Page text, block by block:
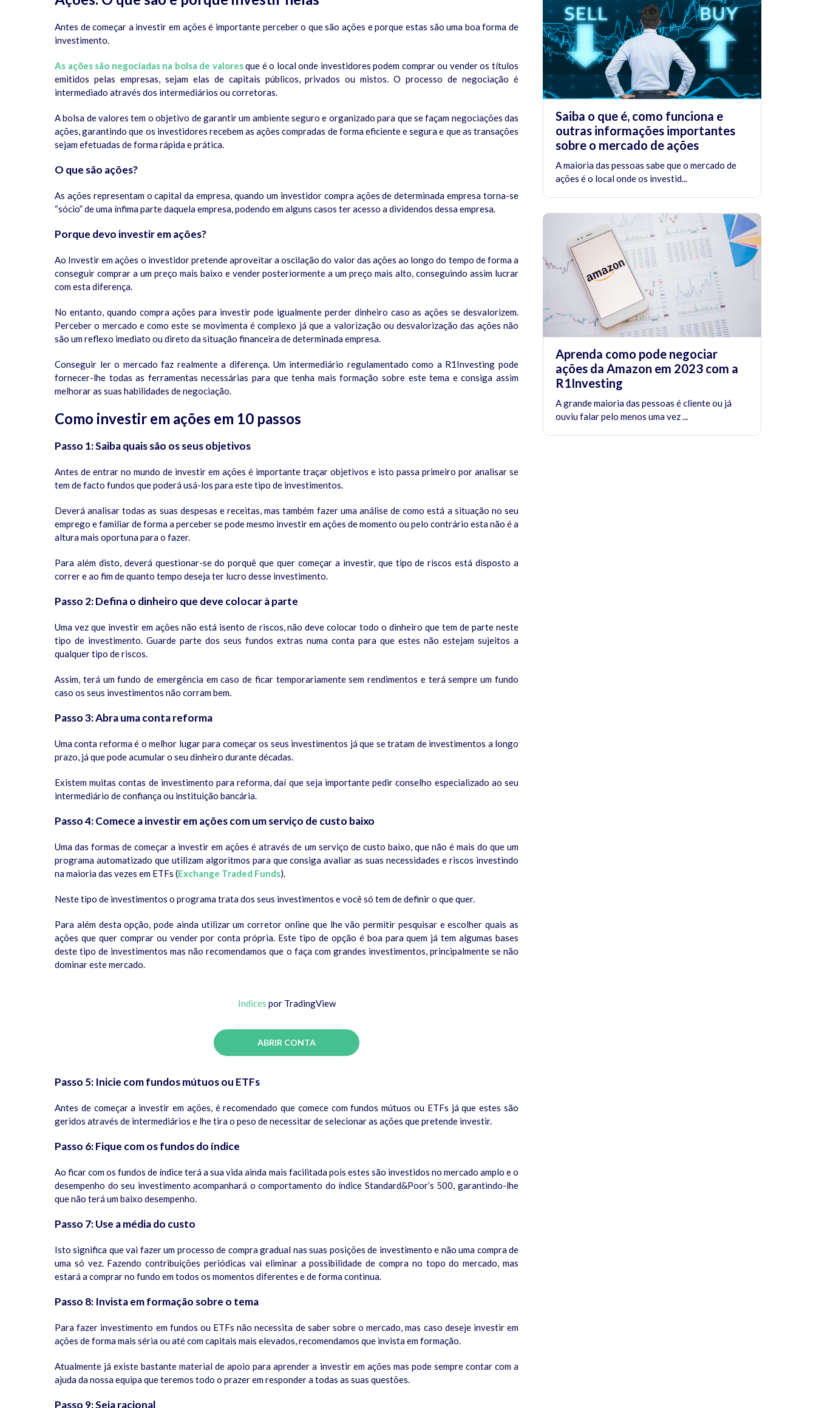
Antes de começar a investir em ações é importante perceber o que são ações e porque estas são uma boa forma de
investimento.
As ações são negociadas na bolsa de valoresque é o local onde investidores podem comprar ou vender os títulos
emitidos pelas empresas, sejam elas de capitais públicos, privados ou mistos. O processo de negociação é
intermediado através dos intermediários ou corretoras.
A bolsa de valores tem o objetivo de garantir um ambiente seguro e organizado para que se façam negociações das
ações, garantindo que os investidores recebem as ações compradas de forma eficiente e segura e que as transações
sejam efetuadas de forma rápida e prática.
O que são ações?
As ações representam o capital da empresa, quando um investidor compra ações de determinada empresa torna-se
“sócio” de uma ínfima parte daquela empresa, podendo em alguns casos ter acesso a dividendos dessa empresa.
Porque devo investir em ações?
Ao Investir em ações o investidor pretende aproveitar a oscilação do valor das ações ao longo do tempo de forma a
conseguir comprar a um preço mais baixo e vender posteriormente a um preço mais alto, conseguindo assim lucrar
com esta diferença.
No entanto, quando compra ações para investir pode igualmente perder dinheiro caso as ações se desvalorizem.
Perceber o mercado e como este se movimenta é complexo já que a valorização ou desvalorização das ações não
são um reflexo imediato ou direto da situação financeira de determinada empresa.
Conseguir ler o mercado faz realmente a diferença. Um intermediário regulamentado como a R1Investing pode
fornecer-lhe todas as ferramentas necessárias para que tenha mais formação sobre este tema e consiga assim
melhorar as suas habilidades de negociação.
Como investir em ações em 10 passos
Passo 1: Saiba quais são os seus objetivos
Antes de entrar no mundo de investir em ações é importante traçar objetivos e isto passa primeiro por analisar se
tem de facto fundos que poderá usá-los para este tipo de investimentos.
Deverá analisar todas as suas despesas e receitas, mas também fazer uma análise de como está a situação no seu
emprego e familiar de forma a perceber se pode mesmo investir em ações de momento ou pelo contrário esta não é a
altura mais oportuna para o fazer.
Para além disto, deverá questionar-se do porquê que quer começar a investir, que tipo de riscos está disposto a
correr e ao fim de quanto tempo deseja ter lucro desse investimento.
Passo 2: Defina o dinheiro que deve colocar à parte
Uma vez que investir em ações não está isento de riscos, não deve colocar todo o dinheiro que tem de parte neste
tipo de investimento. Guarde parte dos seus fundos extras numa conta para que estes não estejam sujeitos a
qualquer tipo de riscos.
Assim, terá um fundo de emergência em caso de ficar temporariamente sem rendimentos e terá sempre um fundo
caso os seus investimentos não corram bem.
Passo 3: Abra uma conta reforma
Uma conta reforma é o melhor lugar para começar os seus investimentos já que se tratam de investimentos a longo
prazo, já que pode acumular o seu dinheiro durante décadas.
Existem muitas contas de investimento para reforma, daí que seja importante pedir conselho especializado ao seu
intermediário de confiança ou instituição bancária.
Passo 4: Comece a investir em ações com um serviço de custo baixo
Uma das formas de começar a investir em ações é através de um serviço de custo baixo, que não é mais do que um
programa automatizado que utilizam algoritmos para que consiga avaliar as suas necessidades e riscos investindo
na maioria das vezes em ETFs (Exchange Traded Funds).
Neste tipo de investimentos o programa trata dos seus investimentos e você só tem de definir o que quer.
Para além desta opção, pode ainda utilizar um corretor online que lhe vão permitir pesquisar e escolher quais as
ações que quer comprar ou vender por conta própria. Este tipo de opção é boa para quem já tem algumas bases
deste tipo de investimentos mas não recomendamos que o faça com grandes investimentos, principalmente se não
dominar este mercado.
Indices por TradingView
ABRIR CONTA
Passo 5: Inicie com fundos mútuos ou ETFs
Antes de começar a investir em ações, é recomendado que comece com fundos mútuos ou ETFs já que estes são
geridos através de intermediários e lhe tira o peso de necessitar de selecionar as ações que pretende investir.
Passo 6: Fique com os fundos do índice
Ao ficar com os fundos de índice terá a sua vida ainda mais facilitada pois estes são investidos no mercado amplo e o
desempenho do seu investimento acompanhará o comportamento do índice Standard&Poor’s 500, garantindo-lhe
que não terá um baixo desempenho.
Passo 7: Use a média do custo
Isto significa que vai fazer um processo de compra gradual nas suas posições de investimento e não uma compra de
uma só vez. Fazendo contribuições periódicas vai eliminar a possibilidade de compra no topo do mercado, mas
estará a comprar no fundo em todos os momentos diferentes e de forma continua.
Passo 8: Invista em formação sobre o tema
Para fazer investimento em fundos ou ETFs não necessita de saber sobre o mercado, mas caso deseje investir em
ações de forma mais séria ou até com capitais mais elevados, recomendamos que invista em formação.
Atualmente já existe bastante material de apoio para aprender a investir em ações mas pode sempre contar com a
ajuda da nossa equipa que teremos todo o prazer em responder a todas as suas questões.
Passo 9: Seja racional
Saiba o que é, como funciona e
outras informações importantes
sobre o mercado de ações
A maioria das pessoas sabe que o mercado de
ações é o local onde os investid...
Aprenda como pode negociar
ações da Amazon em 2023 com a
R1Investing
A grande maioria das pessoas é cliente ou já
ouviu falar pelo menos uma vez ...